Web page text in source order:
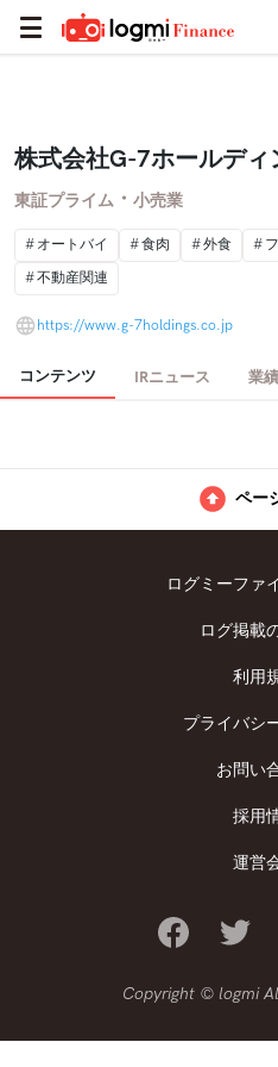
株式会社G-7ホールディ
東証プライム ・ 小売業
オートバイ 食肉 外食
不動産関連
https://www.g-7holdings.co.jp
コンテンツ IRニュース 業
ペー
ログミーファ
ログ掲載
利用
プライバシ
お問い
採用
運営
Copyright © logmi